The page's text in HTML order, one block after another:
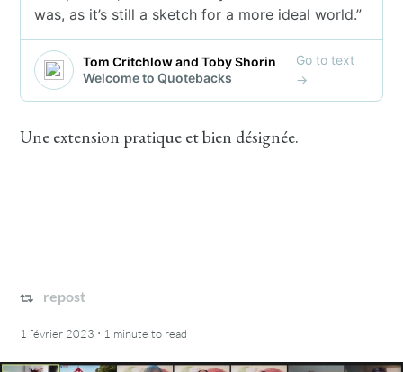
Une extension pratique et bien désignée.
repost
1 février 2023 · 1 minute to read